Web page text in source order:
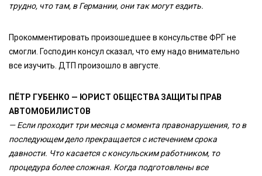
трудно, что там, в Германии, они так могут ездить.
Прокомментировать произошедшее в консульстве ФРГ не
смогли. Господин консул сказал, что ему надо внимательно
все изучить. ДТП произошло в августе.
ПЁТР ГУБЕНКО — ЮРИСТ ОБЩЕСТВА ЗАЩИТЫ ПРАВ
АВТОМОБИЛИСТОВ
— Если проходит три месяца с момента правонарушения, то в
последующем дело прекращается с истечением срока
давности. Что касается с консульским работником, то
процедура более сложная. Когда подготовлены все